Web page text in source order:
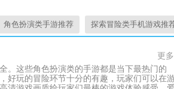
角色扮演类手游推荐 探索冒险类手机游戏推
更
。这些角色扮演类的手游都是当下最热门的
好玩的冒险环节十分的有趣，玩家们可以在